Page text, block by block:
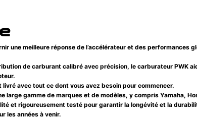
une meilleure réponse de l’accélérateur et des performances
de carburant calibré avec précision, le carburateur PWK
avec tout ce dont vous avez besoin pour commencer.
large gamme de marques et de modèles, y compris Yamaha,
et rigoureusement testé pour garantir la longévité et la
les années à venir.